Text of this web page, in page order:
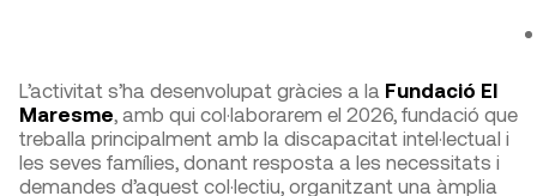
L’activitat s’ha desenvolupat gràcies a la Fundació El
Maresme, amb qui col·laborarem el 2026, fundació que
treballa principalment amb la discapacitat intel·lectual i
les seves famílies, donant resposta a les necessitats i
demandes d’aquest col·lectiu, organitzant una àmplia